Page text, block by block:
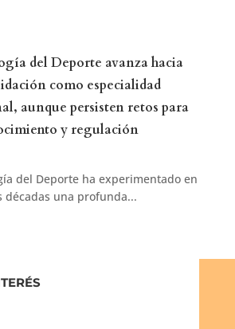
del Deporte avanza hacia
como especialidad
aunque persisten retos para
y regulación
del Deporte ha experimentado en
décadas una profunda...